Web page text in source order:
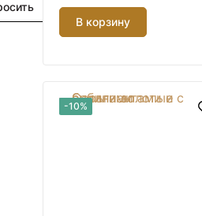
В корзину
-10%